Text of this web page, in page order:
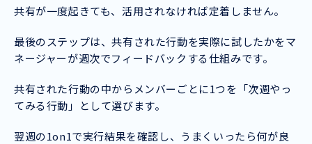
共有が一度起きても、活用されなければ定着しません。
最後のステップは、共有された行動を実際に試したかをマ
ネージャーが週次でフィードバックする仕組みです。
共有された行動の中からメンバーごとに1つを「次週やっ
てみる行動」として選びます。
翌週の1on1で実行結果を確認し、うまくいったら何が良